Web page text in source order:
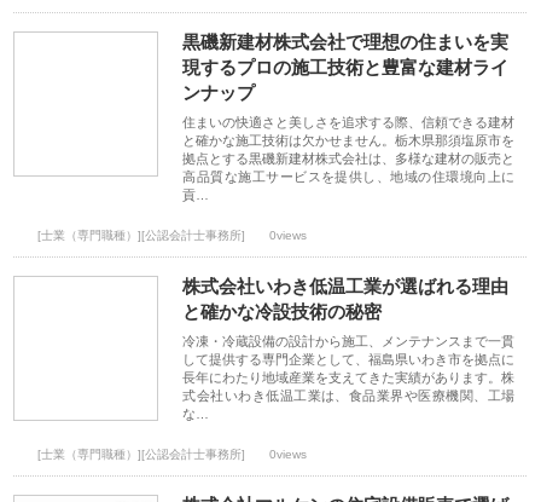
黒磯新建材株式会社で理想の住まいを実
現するプロの施工技術と豊富な建材ライ
ンナップ
住まいの快適さと美しさを追求する際、信頼できる建材
と確かな施工技術は欠かせません。栃木県那須塩原市を
拠点とする黒磯新建材株式会社は、多様な建材の販売と
高品質な施工サービスを提供し、地域の住環境向上に
貢…
[士業（専門職種）][公認会計士事務所] 0views
株式会社いわき低温工業が選ばれる理由
と確かな冷設技術の秘密
冷凍・冷蔵設備の設計から施工、メンテナンスまで一貫
して提供する専門企業として、福島県いわき市を拠点に
長年にわたり地域産業を支えてきた実績があります。株
式会社いわき低温工業は、食品業界や医療機関、工場
な…
[士業（専門職種）][公認会計士事務所] 0views